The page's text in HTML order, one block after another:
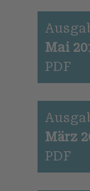
Mai
PDF
März
PDF